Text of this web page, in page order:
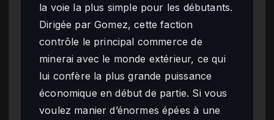
la voie la plus simple pour les débutants.
Dirigée par Gomez, cette faction
contrôle le principal commerce de
minerai avec le monde extérieur, ce qui
lui confère la plus grande puissance
économique en début de partie. Si vous
voulez manier d’énormes épées à une